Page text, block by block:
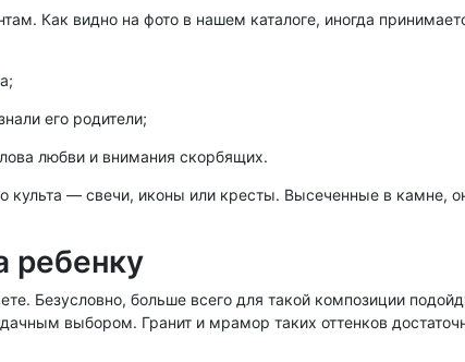
Как видно на фото в нашем каталоге, иногда
его родители;
любви и внимания скорбящих.
— свечи, иконы или кресты. Высеченные в камне,
ребенку
Безусловно, больше всего для такой композиции
выбором. Гранит и мрамор таких оттенков